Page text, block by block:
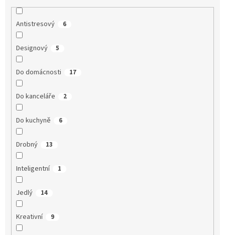
Antistresový 6
Designový 5
Do domácnosti 17
Do kanceláře 2
Do kuchyně 6
Drobný 13
Inteligentní 1
Jedlý 14
Kreativní 9